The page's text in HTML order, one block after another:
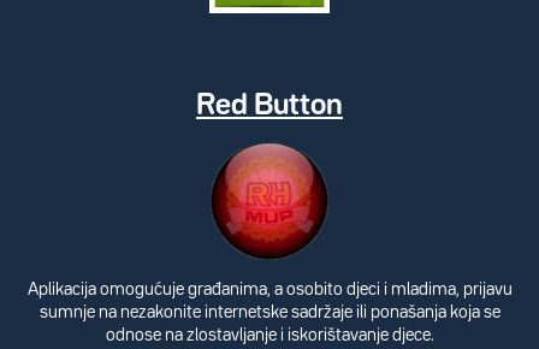
Red Button
Aplikacija omogućuje građanima, a osobito djeci i mladima, prijavu
sumnje na nezakonite internetske sadržaje ili ponašanja koja se
odnose na zlostavljanje i iskorištavanje djece.